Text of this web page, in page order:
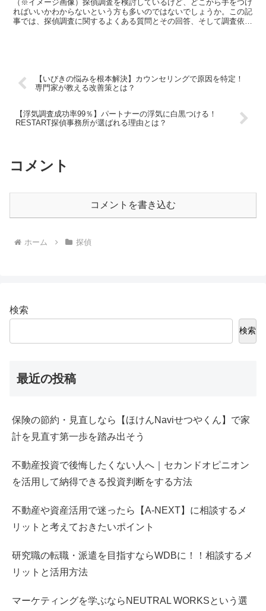
（※イメージ画像）探偵調査を検討しているけど、どこから手をつけ
ればいいかわからないという方も多いのではないでしょうか。この記
事では、探偵調査に関するよくある質問とその回答、そして調査依頼
【いびきの悩みを根本解決】カウンセリングで原因を特定！
専門家が教える改善策とは？
【浮気調査成功率99％】パートナーの浮気に白黒つける！
RESTART探偵事務所が選ばれる理由とは？
コメント
コメントを書き込む
ホーム 探偵
検索
検索
最近の投稿
保険の節約・見直しなら【ほけんNaviせつやくん】で家
計を見直す第一歩を踏み出そう
不動産投資で後悔したくない人へ｜セカンドオピニオン
を活用して納得できる投資判断をする方法
不動産や資産活用で迷ったら【A-NEXT】に相談するメ
リットと考えておきたいポイント
研究職の転職・派遣を目指すならWDBに！！相談するメ
リットと活用方法
マーケティングを学ぶならNEUTRAL WORKSという選